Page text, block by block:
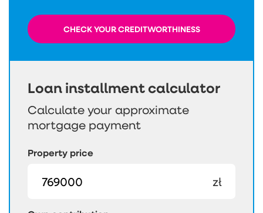
Loan installment calculator
Calculate your approximate
mortgage payment
Property price
zł
CHECK YOUR CREDITWORTHINESS